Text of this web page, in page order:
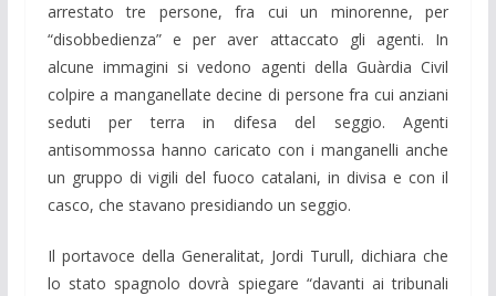
arrestato tre persone, fra cui un minorenne, per
“disobbedienza” e per aver attaccato gli agenti. In
alcune immagini si vedono agenti della Guàrdia Civil
colpire a manganellate decine di persone fra cui anziani
seduti per terra in difesa del seggio. Agenti
antisommossa hanno caricato con i manganelli anche
un gruppo di vigili del fuoco catalani, in divisa e con il
casco, che stavano presidiando un seggio.
Il portavoce della Generalitat, Jordi Turull, dichiara che
lo stato spagnolo dovrà spiegare “davanti ai tribunali